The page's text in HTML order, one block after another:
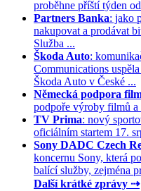
proběhne příští týden
Partners Banka: jako
nakupovat a prodávat
Služba ...
Škoda Auto:
Communications
Škoda Auto v České ...
Německá podpora
podpoře výroby filmů
TV Prima: nový
oficiálním startem 17.
Sony DADC Czech
koncernu Sony, která
balící služby, zejména
Další krátké zprávy ⇢